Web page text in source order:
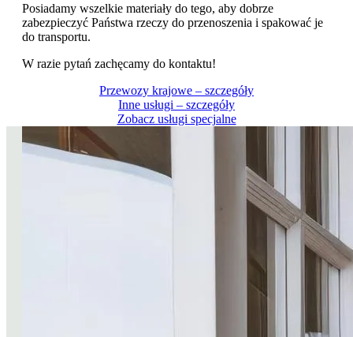
Posiadamy wszelkie materiały do tego, aby dobrze
zabezpieczyć Państwa rzeczy do przenoszenia i spakować je
do transportu.
W razie pytań zachęcamy do kontaktu!
Przewozy krajowe – szczegóły
Inne usługi – szczegóły
Zobacz usługi specjalne